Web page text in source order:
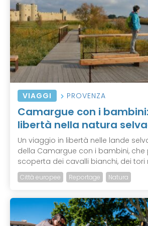
VIAGGI PROVENZA
Camargue con i
libertà nella natura
Un viaggio in libertà nelle lande
della Camargue con i bambini, che
scoperta dei cavalli bianchi, dei tori
Città europee Reportage Natura